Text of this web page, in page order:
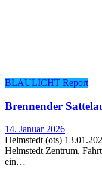
BLAULICHT Report
Bren­nen­der
14. Januar 2026
Helmstedt (ots)
Helmstedt Zentrum,
ein…